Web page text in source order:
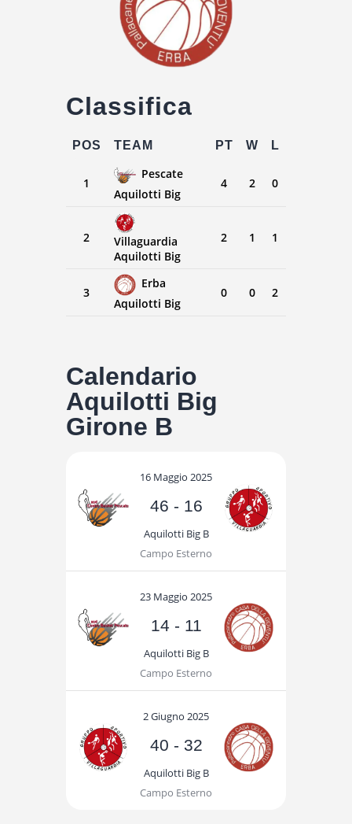
Classifica
POS TEAM PT W L
1
Pescate
Aquilotti Big
4 2 0
2
Villaguardia
Aquilotti Big
2 1 1
3
Erba
Aquilotti Big
0 0 2
Calendario
Aquilotti Big
Girone B
16 Maggio 2025
46 - 16
Aquilotti Big B
Campo Esterno
23 Maggio 2025
14 - 11
Aquilotti Big B
Campo Esterno
2 Giugno 2025
40 - 32
Aquilotti Big B
Campo Esterno